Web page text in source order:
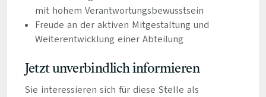
mit hohem Verantwortungsbewusstsein
Freude an der aktiven Mitgestaltung und
Weiterentwicklung einer Abteilung
Jetzt unverbindlich informieren
Sie interessieren sich für diese Stelle als